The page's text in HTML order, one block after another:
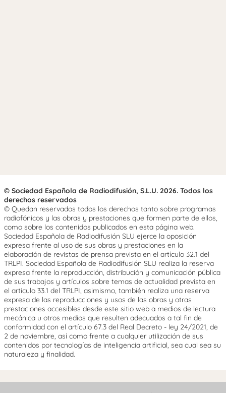
© Sociedad Española de Radiodifusión, S.L.U. 2026. Todos los
derechos reservados
© Quedan reservados todos los derechos tanto sobre programas
radiofónicos y las obras y prestaciones que formen parte de ellos,
como sobre los contenidos publicados en esta página web.
Sociedad Española de Radiodifusión SLU ejerce la oposición
expresa frente al uso de sus obras y prestaciones en la
elaboración de revistas de prensa prevista en el artículo 32.1 del
TRLPI. Sociedad Española de Radiodifusión SLU realiza la reserva
expresa frente la reproducción, distribución y comunicación pública
de sus trabajos y artículos sobre temas de actualidad prevista en
el artículo 33.1 del TRLPI, asimismo, también realiza una reserva
expresa de las reproducciones y usos de las obras y otras
prestaciones accesibles desde este sitio web a medios de lectura
mecánica u otros medios que resulten adecuados a tal fin de
conformidad con el artículo 67.3 del Real Decreto - ley 24/2021, de
2 de noviembre, así como frente a cualquier utilización de sus
contenidos por tecnologías de inteligencia artificial, sea cual sea su
naturaleza y finalidad.